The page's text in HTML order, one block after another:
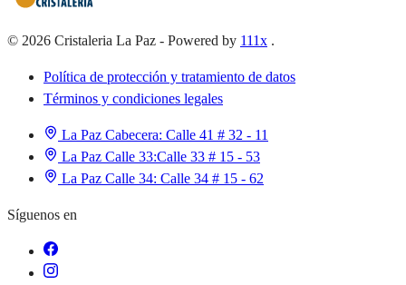
© 2026 Cristaleria La Paz - Powered by 111x .
Política de protección y tratamiento de datos
Términos y condiciones legales
La Paz Cabecera: Calle 41 # 32 - 11
La Paz Calle 33:Calle 33 # 15 - 53
La Paz Calle 34: Calle 34 # 15 - 62
Síguenos en